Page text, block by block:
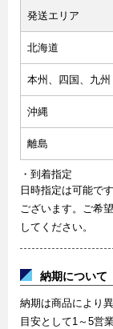
発送エリア
北海道
本州、四国、九州
沖縄
離島
・到着指定
日時指定は可能で
ございます。ご希
してください。
納期について
納期は商品により異
目安として1～5営